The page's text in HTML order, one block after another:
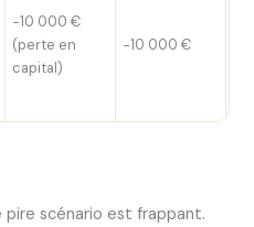
−10 000 €
(perte en
capital)
−10 000 €
scénario est frappant.